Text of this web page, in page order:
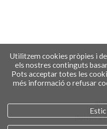
política
Utilitzem cookies pròpies i
els nostres continguts
Pots acceptar totes les
més informació o refusar